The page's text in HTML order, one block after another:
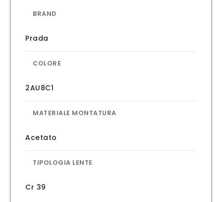
BRAND
Prada
COLORE
2AU8C1
MATERIALE MONTATURA
Acetato
TIPOLOGIA LENTE
Cr 39